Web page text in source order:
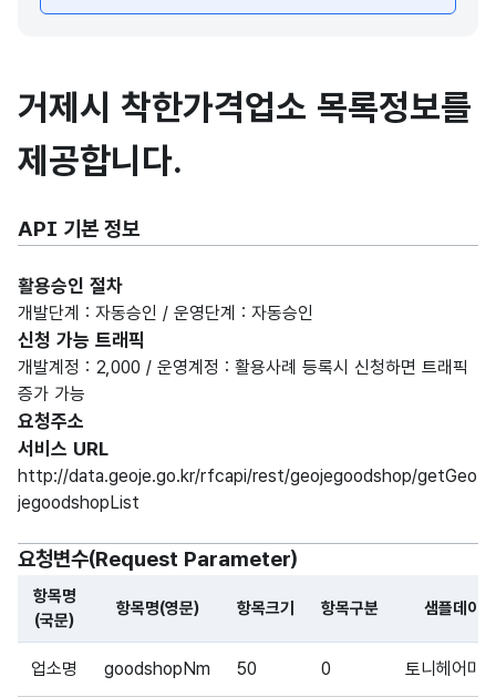
거제시 착한가격업소 목록정보를
제공합니다.
API 기본 정보
활용승인 절차
개발단계 : 자동승인 / 운영단계 : 자동승인
신청 가능 트래픽
개발계정 : 2,000 / 운영계정 : 활용사례 등록시 신청하면 트래픽
증가 가능
요청주소
서비스 URL
http://data.geoje.go.kr/rfcapi/rest/geojegoodshop/getGeo
jegoodshopList
요청변수(Request Parameter)
해당 오픈API의 요청변수(Request Parameter) 항목에 대한
항목명
(국문)
항목명(영문) 항목크기 항목구분 샘플데이터
업소명 goodshopNm 50 0 토니헤어미